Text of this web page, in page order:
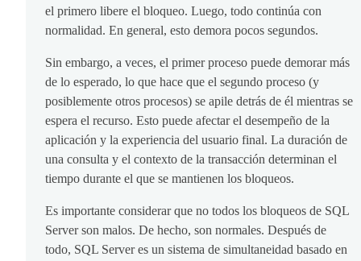
el primero libere el bloqueo. Luego, todo continúa con
normalidad. En general, esto demora pocos segundos.
Sin embargo, a veces, el primer proceso puede demorar más
de lo esperado, lo que hace que el segundo proceso (y
posiblemente otros procesos) se apile detrás de él mientras se
espera el recurso. Esto puede afectar el desempeño de la
aplicación y la experiencia del usuario final. La duración de
una consulta y el contexto de la transacción determinan el
tiempo durante el que se mantienen los bloqueos.
Es importante considerar que no todos los bloqueos de SQL
Server son malos. De hecho, son normales. Después de
todo, SQL Server es un sistema de simultaneidad basado en